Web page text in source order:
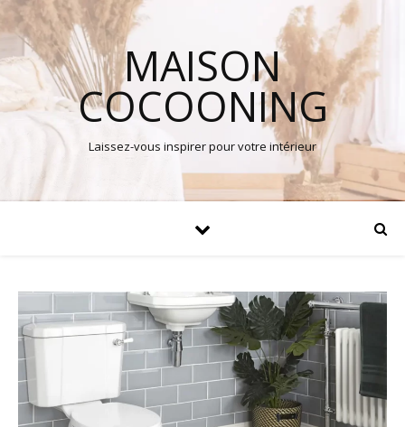
MAISON
COCOONING
Laissez-vous inspirer pour votre intérieur